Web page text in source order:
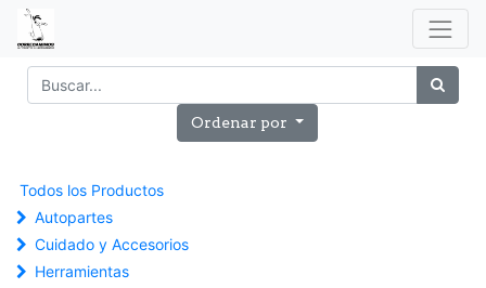
Ordenar por
Todos los Productos
Autopartes
Cuidado y Accesorios
Herramientas